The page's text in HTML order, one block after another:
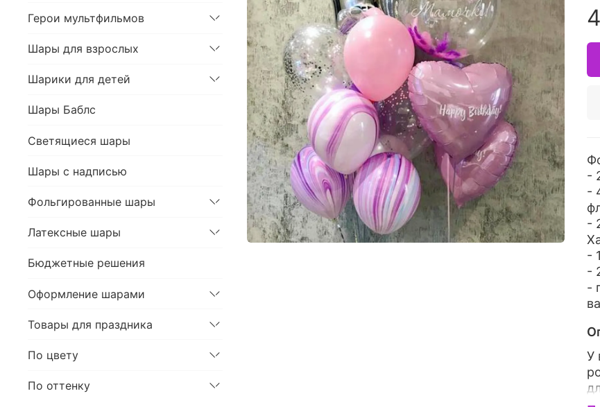
-
-
-
-
-
-
У
Герои мультфильмов
Шары для взрослых
Шарики для детей
Шары Баблс
Светящиеся шары
Шары с надписью
Фольгированные шары
Латексные шары
Бюджетные решения
Оформление шарами
Товары для праздника
По цвету
По оттенку